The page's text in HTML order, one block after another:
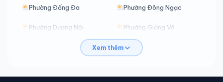
Phường Đống Đa Phường Đông Ngạc
Phường Dương Nội Phường Giảng Võ
Phường Hai Bà Trưng
Xem thêm